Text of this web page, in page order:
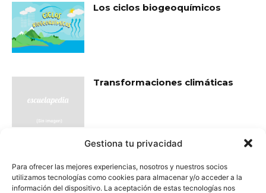
Gestiona tu privacidad
Para ofrecer las mejores experiencias, nosotros y nuestros socios
utilizamos tecnologías como cookies para almacenar y/o acceder a la
información del dispositivo. La aceptación de estas tecnologías nos
Los ciclos biogeoquímicos
Transformaciones climáticas